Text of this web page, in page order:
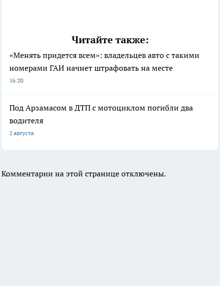
Читайте также:
«Менять придется всем»: владельцев авто с такими
номерами ГАИ начнет штрафовать на месте
16:20
Под Арзамасом в ДТП с мотоциклом погибли два
водителя
2 августа
Комментарии на этой странице отключены.